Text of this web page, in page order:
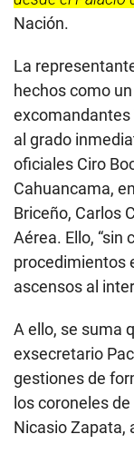
organización
República, José
integrantes
Ayala Gonzáles,
oficiales
identificación.
desde el Palacio
Nación.
La
hechos como un
al grado
oficiales Ciro
Cahuancama,
Briceño, Carlos
Aérea. Ello, “sin